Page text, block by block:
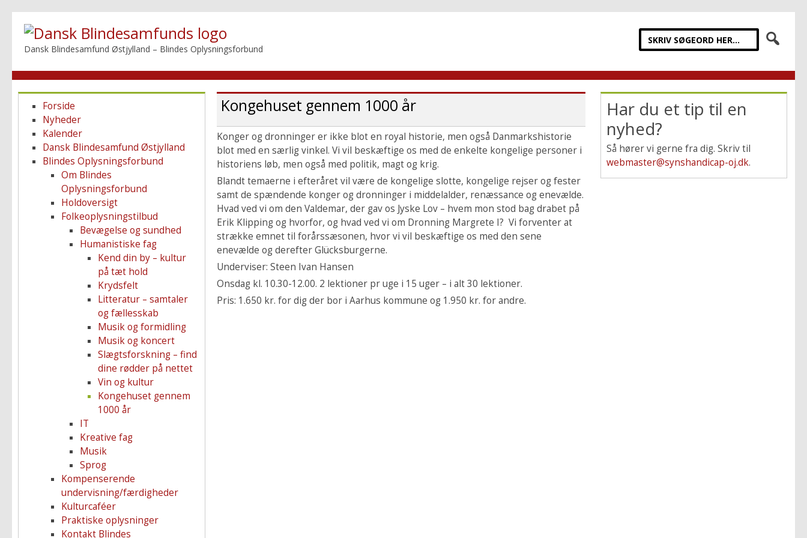
Dansk Blindesamfund Østjylland – Blindes Oplysningsforbund
Kongehuset gennem 1000 år
Konger og dronninger er ikke blot en royal historie, men også Danmarkshistorie
blot med en særlig vinkel. Vi vil beskæftige os med de enkelte kongelige personer i
historiens løb, men også med politik, magt og krig.
Blandt temaerne i efteråret vil være de kongelige slotte, kongelige rejser og fester
samt de spændende konger og dronninger i middelalder, renæssance og enevælde.
Hvad ved vi om den Valdemar, der gav os Jyske Lov – hvem mon stod bag drabet på
Erik Klipping og hvorfor, og hvad ved vi om Dronning Margrete I? Vi forventer at
strække emnet til forårssæsonen, hvor vi vil beskæftige os med den sene
enevælde og derefter Glücksburgerne.
Underviser: Steen Ivan Hansen
Onsdag kl. 10.30-12.00. 2 lektioner pr uge i 15 uger – i alt 30 lektioner.
Pris: 1.650 kr. for dig der bor i Aarhus kommune og 1.950 kr. for andre.
Forside
Nyheder
Kalender
Dansk Blindesamfund Østjylland
Blindes Oplysningsforbund
Om Blindes
Oplysningsforbund
Holdoversigt
Folkeoplysningstilbud
Bevægelse og sundhed
Humanistiske fag
Kend din by – kultur
på tæt hold
Krydsfelt
Litteratur – samtaler
og fællesskab
Musik og formidling
Musik og koncert
Slægtsforskning – find
dine rødder på nettet
Vin og kultur
Kongehuset gennem
1000 år
IT
Kreative fag
Musik
Sprog
Kompenserende
undervisning/færdigheder
Kulturcaféer
Praktiske oplysninger
Kontakt Blindes
Har du et tip til en
nyhed?
Så hører vi gerne fra dig. Skriv til
webmaster@synshandicap-oj.dk.